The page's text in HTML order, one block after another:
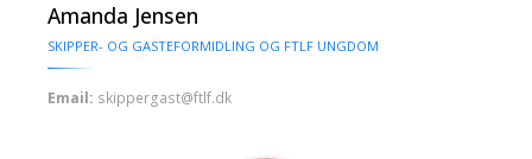
Amanda Jensen
SKIPPER- OG GASTEFORMIDLING OG FTLF UNGDOM
Email: skippergast@ftlf.dk